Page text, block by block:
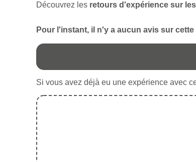
Découvrez les retours d'expérience sur
Pour l'instant, il n'y a aucun avis sur cette
Si vous avez déjà eu une expérience avec